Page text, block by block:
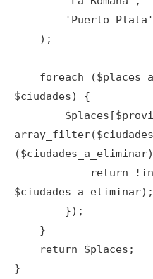
$ciudades) {
$ciudades_a_eliminar);